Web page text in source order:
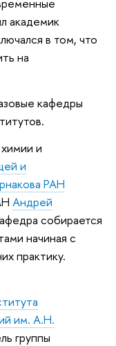
академик
в том, что
на
кафедры
и
и
РАН
Андрей
собирается
начиная с
практику.
им. А.Н.
группы